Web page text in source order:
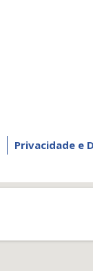
Privacidade e